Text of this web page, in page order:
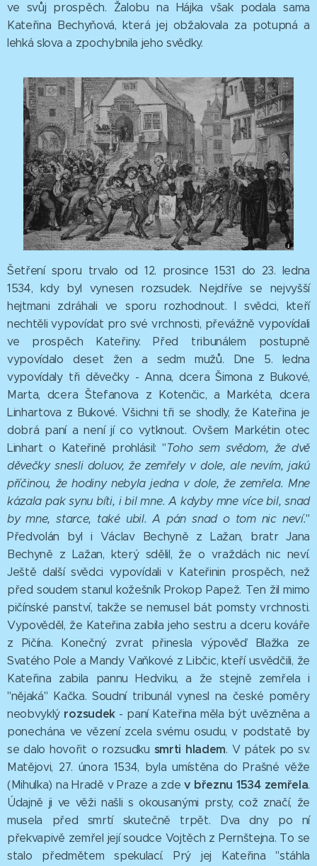
ve svůj prospěch. Žalobu na Hájka však podala sama
Kateřina Bechyňová, která jej obžalovala za potupná a
lehká slova a zpochybnila jeho svědky.
Šetření sporu trvalo od 12. prosince 1531 do 23. ledna
1534, kdy byl vynesen rozsudek. Nejdříve se nejvyšší
hejtmani zdráhali ve sporu rozhodnout. I svědci, kteří
nechtěli vypovídat pro své vrchnosti, převážně vypovídali
ve prospěch Kateřiny. Před tribunálem postupně
vypovídalo deset žen a sedm mužů. Dne 5. ledna
vypovídaly tři děvečky - Anna, dcera Šimona z Bukové,
Marta, dcera Štefanova z Kotenčic, a Markéta, dcera
Linhartova z Bukové. Všichni tři se shodly, že Kateřina je
dobrá paní a není jí co vytknout. Ovšem Markétin otec
Linhart o Kateřině prohlásil: "Toho sem svědom, že dvě
děvečky snesli doluov, že zemřely v dole, ale nevím, jakú
příčinou, že hodiny nebyla jedna v dole, že zemřela. Mne
kázala pak synu bíti, i bil mne. A kdyby mne více bil, snad
by mne, starce, také ubil. A pán snad o tom nic neví."
Předvolán byl i Václav Bechyně z Lažan, bratr Jana
Bechyně z Lažan, který sdělil, že o vraždách nic neví.
Ještě další svědci vypovídali v Kateřinin prospěch, než
před soudem stanul kožešník Prokop Papež. Ten žil mimo
pičínské panství, takže se nemusel bát pomsty vrchnosti.
Vypověděl, že Kateřina zabila jeho sestru a dceru kováře
z Pičína. Konečný zvrat přinesla výpověď Blažka ze
Svatého Pole a Mandy Vaňkové z Libčic, kteří usvědčili, že
Kateřina zabila pannu Hedviku, a že stejně zemřela i
"nějaká" Kačka. Soudní tribunál vynesl na české poměry
neobvyklý rozsudek- paní Kateřina měla být uvězněna a
ponechána ve vězení zcela svému osudu, v podstatě by
se dalo hovořit o rozsudku smrti hladem. V pátek po sv.
Matějovi, 27. února 1534, byla umístěna do Prašné věže
(Mihulka) na Hradě v Praze a zdev březnu 1534 zemřela.
Údajně ji ve věži našli s okousanými prsty, což značí, že
musela před smrtí skutečně trpět. Dva dny po ní
překvapivě zemřel její soudce Vojtěch z Pernštejna. To se
stalo předmětem spekulací. Prý jej Kateřina "stáhla